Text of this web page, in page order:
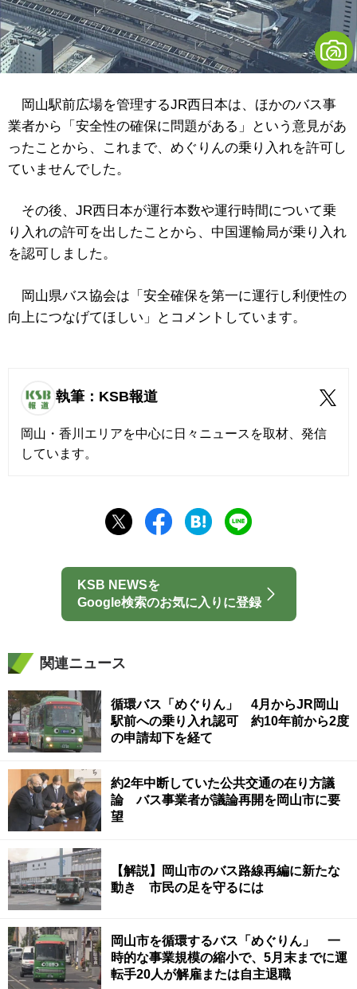
岡山駅前広場を管理するJR西日本は、ほかのバス事
業者から「安全性の確保に問題がある」という意見があ
ったことから、これまで、めぐりんの乗り入れを許可し
ていませんでした。
その後、JR西日本が運行本数や運行時間について乗
り入れの許可を出したことから、中国運輸局が乗り入れ
を認可しました。
岡山県バス協会は「安全確保を第一に運行し利便性の
向上につなげてほしい」とコメントしています。
執筆：KSB報道
岡山・香川エリアを中心に日々ニュースを取材、発信
しています。
KSB NEWSを
Google検索のお気に入りに登録
関連ニュース
循環バス「めぐりん」 4月からJR岡山
駅前への乗り入れ認可 約10年前から2度
の申請却下を経て
約2年中断していた公共交通の在り方議
論 バス事業者が議論再開を岡山市に要
望
【解説】岡山市のバス路線再編に新たな
動き 市民の足を守るには
岡山市を循環するバス「めぐりん」 一
時的な事業規模の縮小で、5月末までに運
転手20人が解雇または自主退職